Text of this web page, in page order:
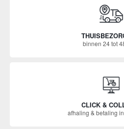
binnen 24 tot
CLICK &
afhaling & betaling